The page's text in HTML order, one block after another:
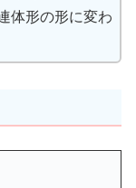
体形の形に変わ